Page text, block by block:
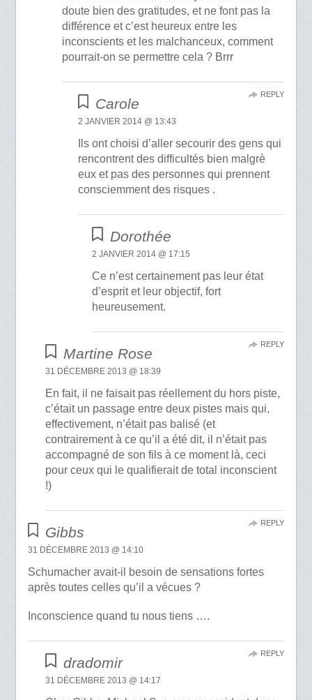
doute bien des gratitudes, et ne font pas la
différence et c’est heureux entre les
inconscients et les malchanceux, comment
pourrait-on se permettre cela ? Brrr
Carole
2 JANVIER 2014 @ 13:43
Ils ont choisi d’aller secourir des gens qui
rencontrent des difficultés bien malgrè
eux et pas des personnes qui prennent
consciemment des risques .
REPLY
Dorothée
2 JANVIER 2014 @ 17:15
Ce n’est certainement pas leur état
d’esprit et leur objectif, fort
heureusement.
Martine Rose
31 DÉCEMBRE 2013 @ 18:39
En fait, il ne faisait pas réellement du hors piste,
c’était un passage entre deux pistes mais qui,
effectivement, n’était pas balisé (et
contrairement à ce qu’il a été dit, il n’était pas
accompagné de son fils à ce moment là, ceci
pour ceux qui le qualifierait de total inconscient
!)
REPLY
Gibbs
31 DÉCEMBRE 2013 @ 14:10
Schumacher avait-il besoin de sensations fortes
après toutes celles qu’il a vécues ?
Inconscience quand tu nous tiens ….
REPLY
dradomir
31 DÉCEMBRE 2013 @ 14:17
REPLY